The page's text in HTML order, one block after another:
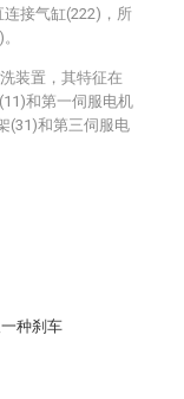
种刹车
接气缸(222)，所
装置，其特征在
和第一伺服电机
(31)和第三伺服电